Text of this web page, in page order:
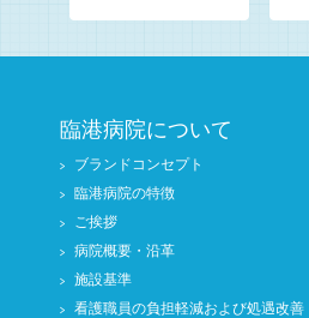
臨港病院について
ブランドコンセプト
臨港病院の特徴
ご挨拶
病院概要・沿革
施設基準
看護職員の負担軽減および処遇改善